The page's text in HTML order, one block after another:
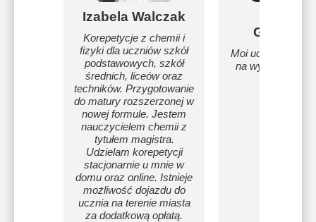
Izabela Walczak
Korepetycje z chemii i
fizyki dla uczniów szkół
podstawowych, szkół
średnich, liceów oraz
techników. Przygotowanie
do matury rozszerzonej w
nowej formule. Jestem
nauczycielem chemii z
tytułem magistra.
Udzielam korepetycji
stacjonarnie u mnie w
domu oraz online. Istnieje
możliwość dojazdu do
ucznia na terenie miasta
za dodatkową opłatą.
Moi uczniowie
na wymarzone